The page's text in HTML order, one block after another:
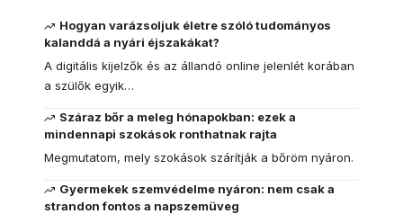
Hogyan varázsoljuk életre szóló tudományos
kalanddá a nyári éjszakákat?
A digitális kijelzők és az állandó online jelenlét korában
a szülők egyik…
Száraz bőr a meleg hónapokban: ezek a
mindennapi szokások ronthatnak rajta
Megmutatom, mely szokások szárítják a bőröm nyáron.
Gyermekek szemvédelme nyáron: nem csak a
strandon fontos a napszemüveg